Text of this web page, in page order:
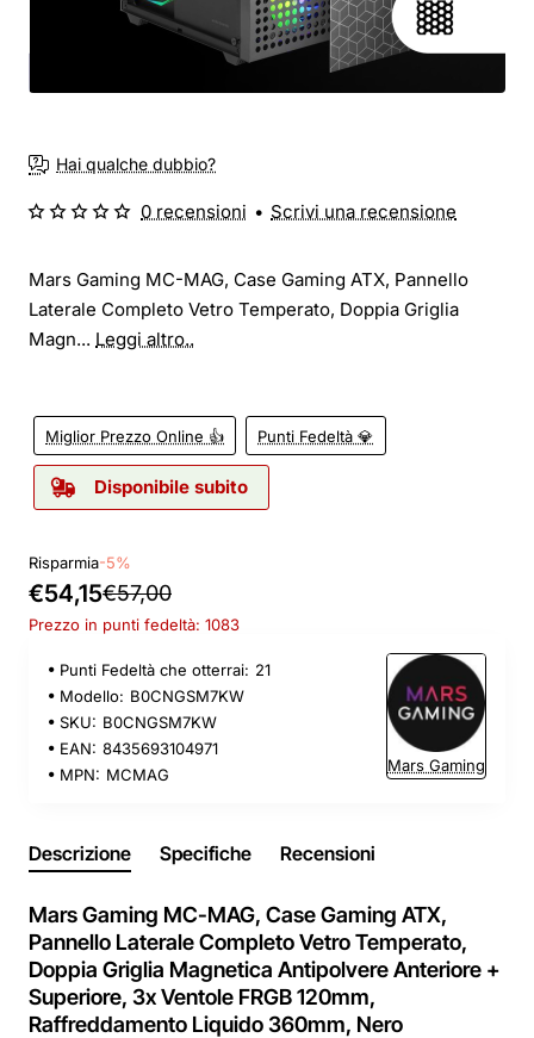
Hai qualche dubbio?
Mars Gaming MC-MAG, Case Gaming ATX, Pannello
Laterale Completo Vetro Temperato, Doppia Griglia
Magn... Leggi altro..
Miglior Prezzo Online 👍 Punti Fedeltà 💎
Disponibile subito
0 recensioni • Scrivi una recensione
Risparmia-5%
€54,15€57,00
Prezzo in punti fedeltà: 1083
Punti Fedeltà che otterrai: 21
Modello: B0CNGSM7KW
SKU: B0CNGSM7KW
EAN: 8435693104971
MPN: MCMAG Mars Gaming
Descrizione Specifiche Recensioni
Mars Gaming MC-MAG, Case Gaming ATX,
Pannello Laterale Completo Vetro Temperato,
Doppia Griglia Magnetica Antipolvere Anteriore +
Superiore, 3x Ventole FRGB 120mm,
Raffreddamento Liquido 360mm, Nero